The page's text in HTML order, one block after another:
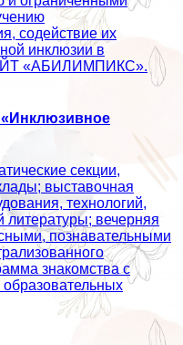
содействие их
инклюзии в
«АБИЛИМПИКС».
секции,
выставочная
технологий,
литературы; вечерняя
познавательными
знакомства с
образовательных